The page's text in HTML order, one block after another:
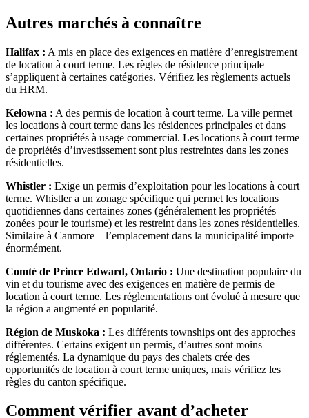
Autres marchés à connaître
Halifax : A mis en place des exigences en matière d’enregistrement
de location à court terme. Les règles de résidence principale
s’appliquent à certaines catégories. Vérifiez les règlements actuels
du HRM.
Kelowna : A des permis de location à court terme. La ville permet
les locations à court terme dans les résidences principales et dans
certaines propriétés à usage commercial. Les locations à court terme
de propriétés d’investissement sont plus restreintes dans les zones
résidentielles.
Whistler : Exige un permis d’exploitation pour les locations à court
terme. Whistler a un zonage spécifique qui permet les locations
quotidiennes dans certaines zones (généralement les propriétés
zonées pour le tourisme) et les restreint dans les zones résidentielles.
Similaire à Canmore—l’emplacement dans la municipalité importe
énormément.
Comté de Prince Edward, Ontario : Une destination populaire du
vin et du tourisme avec des exigences en matière de permis de
location à court terme. Les réglementations ont évolué à mesure que
la région a augmenté en popularité.
Région de Muskoka : Les différents townships ont des approches
différentes. Certains exigent un permis, d’autres sont moins
réglementés. La dynamique du pays des chalets crée des
opportunités de location à court terme uniques, mais vérifiez les
règles du canton spécifique.
Comment vérifier avant d’acheter